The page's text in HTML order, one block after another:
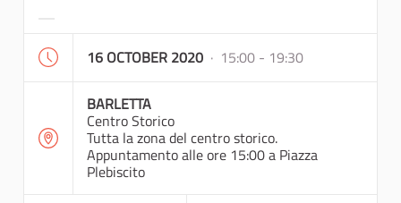
16 OCTOBER 2020 · 15:00 - 19:30
BARLETTA
Centro Storico
Tutta la zona del centro storico.
Appuntamento alle ore 15:00 a Piazza
Plebiscito